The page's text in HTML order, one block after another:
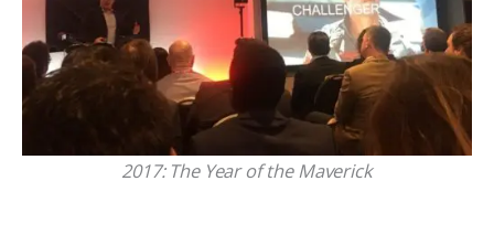
2017: The Year of the Maverick